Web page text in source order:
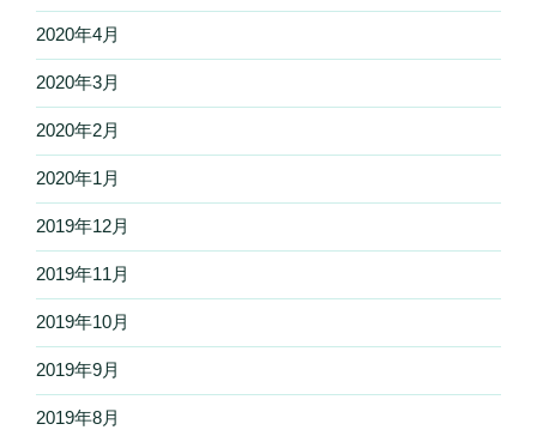
2020年4月
2020年3月
2020年2月
2020年1月
2019年12月
2019年11月
2019年10月
2019年9月
2019年8月